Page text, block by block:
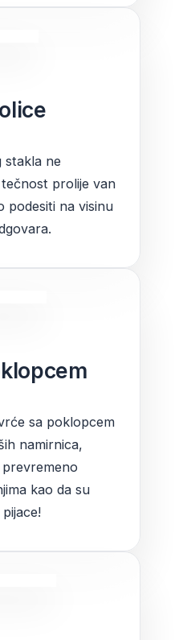
stakla ne
prolije van
podesiti na visinu
sa poklopcem
namirnica,
kao da su